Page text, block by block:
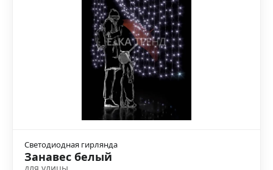
Светодиодная гирлянда
Занавес белый
для улицы